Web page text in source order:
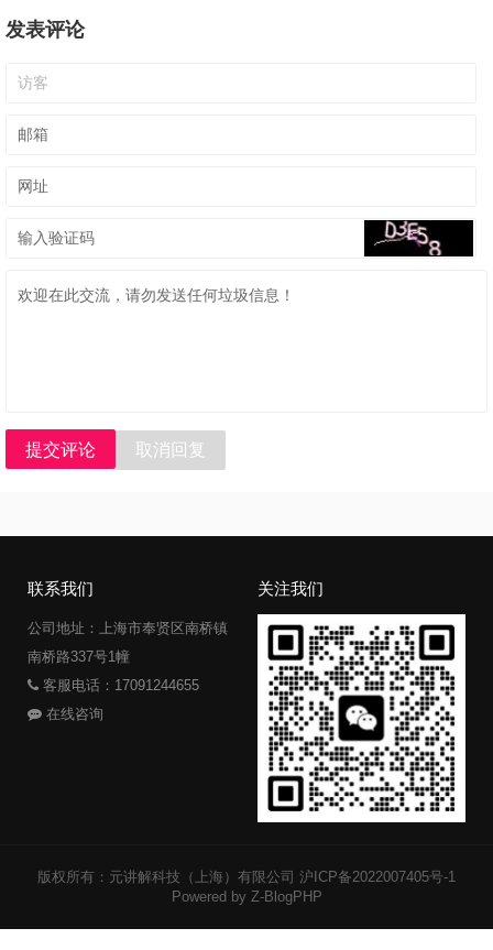
发表评论
提交评论 取消回复
联系我们
公司地址：上海市奉贤区南桥镇
南桥路337号1幢
客服电话：17091244655
在线咨询
关注我们
版权所有：元讲解科技（上海）有限公司 沪ICP备2022007405号-1
Powered by Z-BlogPHP